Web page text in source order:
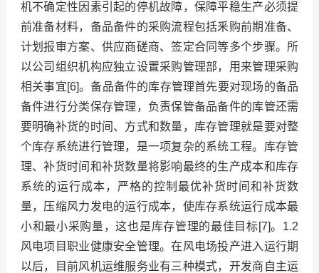
机不确定性因素引起的停机故障，保障平稳生产必须提
前准备材料，备品备件的采购流程包括釆购前期准备、
计划报审方案、供应商磋商、签定合同等多个步骤。所
以公司组织机构应独立设置采购管理部，用来管理采购
相关事宜[6]。备品备件的库存管理首先要对现场的备品
备件进行分类保存管理，负责保管备品备件的库管还需
要明确补货的时间、方式和数量，库存管理就是要对整
个库存系统进行管理，是一项复杂的系统工程。库存管
理、补货时间和补货数量将影响最终的生产成本和库存
系统的运行成本，严格的控制最优补货时间和补货数
量，压缩风力发电的运行成本，使库存系统运行成本最
小和最小采购量，这也是库存管理的最佳目标[7]。1.2
风电项目职业健康安全管理。在风电场投产进入运行期
以后，目前风机运维服务业有三种模式，开发商自主运